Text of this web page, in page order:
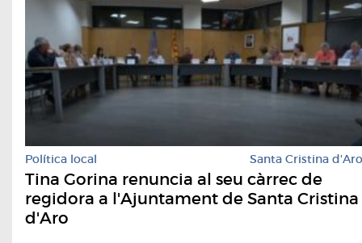
Política local Santa Cristina d'Aro
Tina Gorina renuncia al seu càrrec de
regidora a l'Ajuntament de Santa Cristina
d'Aro